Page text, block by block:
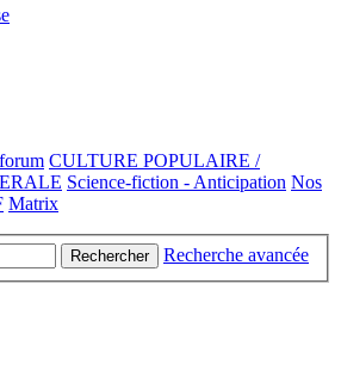
CULTURE POPULAIRE /
Science-fiction - Anticipation Nos
Matrix
Rechercher Recherche avancée